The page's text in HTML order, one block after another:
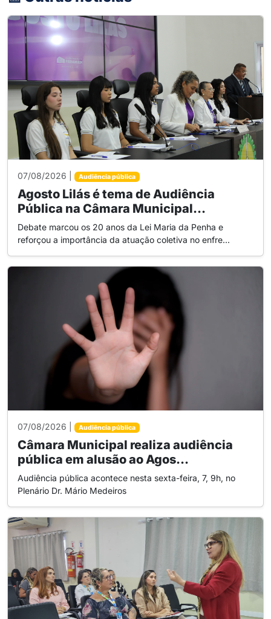
07/08/2026 | Audiência pública
Agosto Lilás é tema de Audiência
Pública na Câmara Municipal...
Debate marcou os 20 anos da Lei Maria da Penha e
reforçou a importância da atuação coletiva no enfre...
07/08/2026 | Audiência pública
Câmara Municipal realiza audiência
pública em alusão ao Agos...
Audiência pública acontece nesta sexta-feira, 7, 9h, no
Plenário Dr. Mário Medeiros